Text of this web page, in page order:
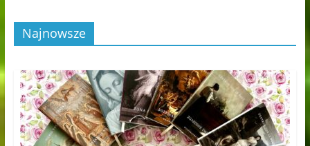
Najnowsze